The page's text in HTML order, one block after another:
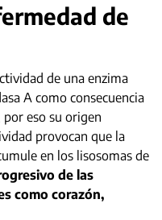
de
de una enzima
A como consecuencia
eso su origen
provocan que la
en los lisosomas de
de las
como corazón,